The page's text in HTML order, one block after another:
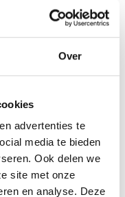
Over
advertenties te
media te bieden
Ook delen we
site met onze
en analyse. Deze